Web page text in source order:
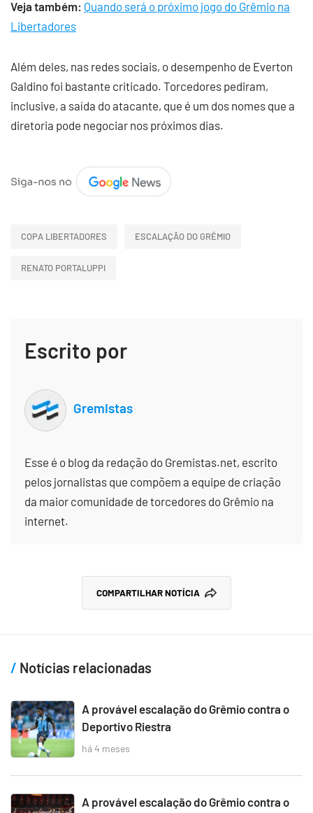
Veja também: Quando será o próximo jogo do Grêmio na
Libertadores
Além deles, nas redes sociais, o desempenho de Everton
Galdino foi bastante criticado. Torcedores pediram,
inclusive, a saída do atacante, que é um dos nomes que a
diretoria pode negociar nos próximos dias.
COPA LIBERTADORES ESCALAÇÃO DO GRÊMIO
RENATO PORTALUPPI
Escrito por
Gremistas
Esse é o blog da redação do Gremistas.net, escrito
pelos jornalistas que compõem a equipe de criação
da maior comunidade de torcedores do Grêmio na
internet.
COMPARTILHAR NOTÍCIA
Notícias relacionadas
A provável escalação do Grêmio contra o
Deportivo Riestra
há 4 meses
A provável escalação do Grêmio contra o